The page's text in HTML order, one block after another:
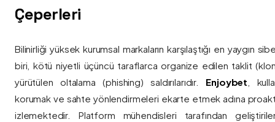
Çeperleri
Bilinirliği yüksek kurumsal markaların karşılaştığı en yaygın
biri, kötü niyetli üçüncü taraflarca organize edilen taklit
yürütülen oltalama (phishing) saldırılarıdır. Enjoybet ,
korumak ve sahte yönlendirmeleri ekarte etmek adına
izlemektedir. Platform mühendisleri tarafından